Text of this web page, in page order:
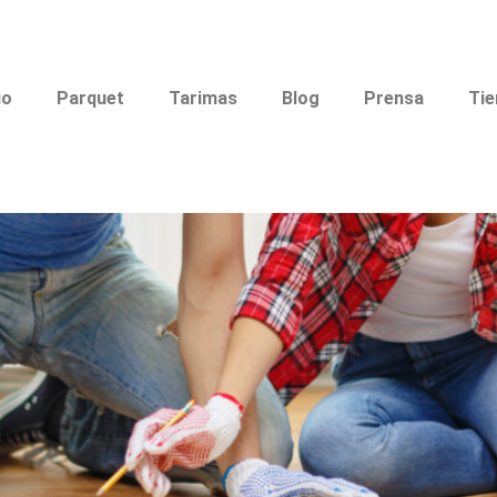
Parquet Tarimas Blog Prensa
Parquet
cuadrados y metros